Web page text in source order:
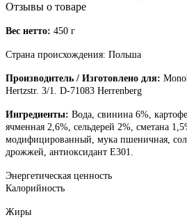
Отзывы о товаре
Вес нетто: 450 г
Страна происхождения: Польша
Производитель / Изготовлено для:
Hertzstr. 3/1. D-71083 Herrenberg
Ингредиенты: Вода, свинина 6%,
ячменная 2,6%, сельдерей 2%, сметана
модифицированный, мука пшеничная,
дрожжей, антиоксидант Е301.
Энергетическая ценность
Калорийность 35
Жиры